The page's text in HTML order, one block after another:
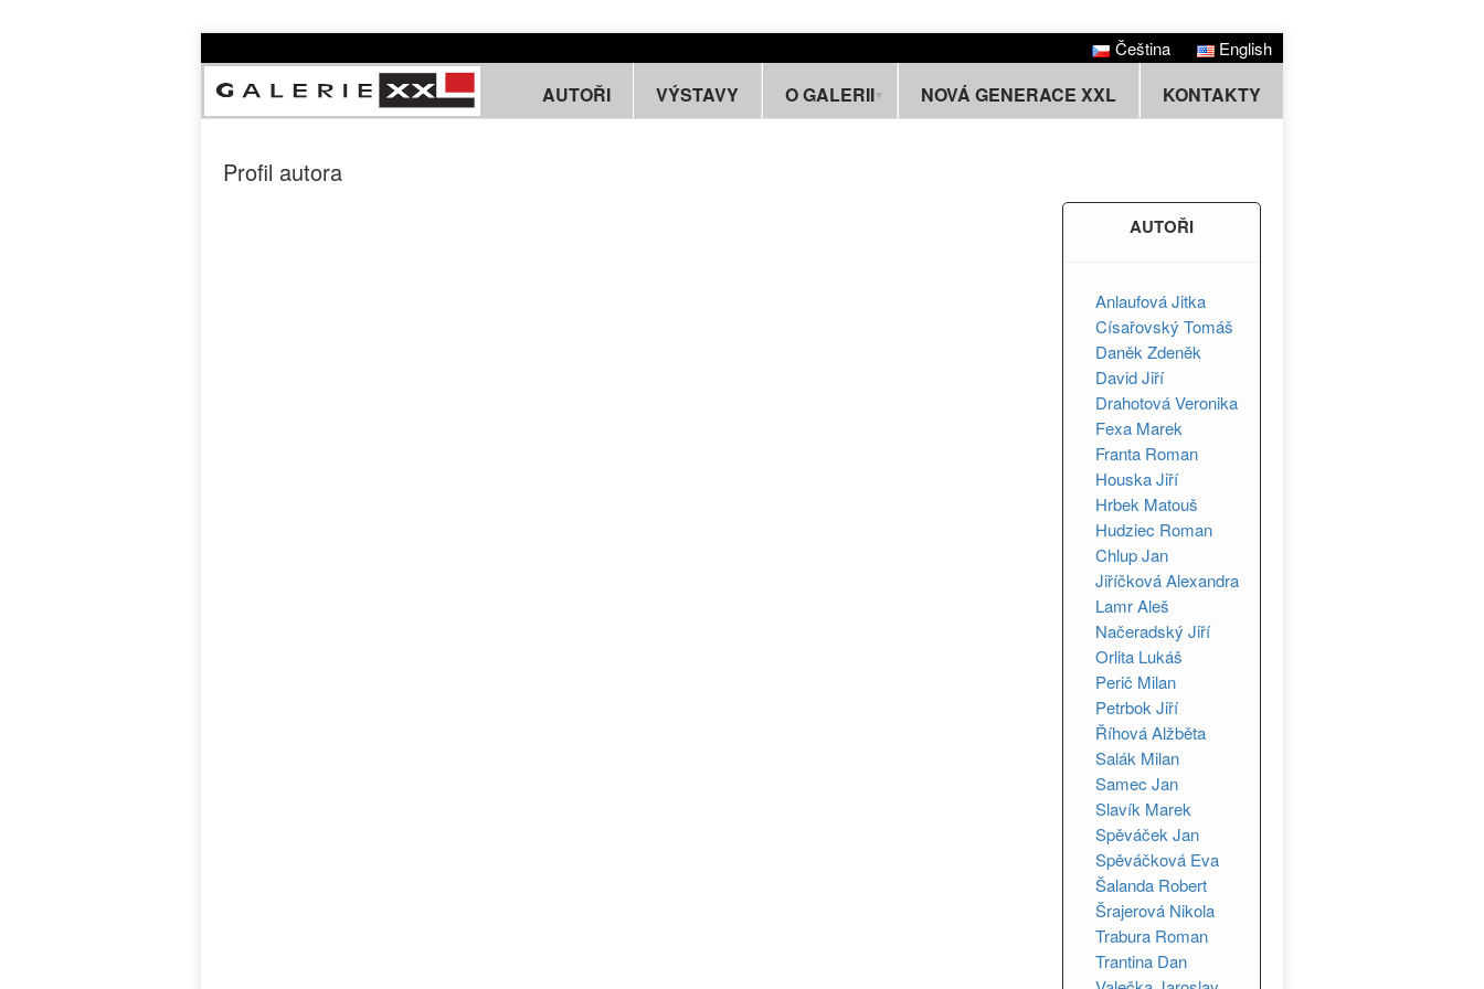
Čeština English
AUTOŘI VÝSTAVY O GALERII NOVÁ GENERACE XXL KONTAKTY
Profil autora
AUTOŘI
Anlaufová Jitka
Císařovský Tomáš
Daněk Zdeněk
David Jiří
Drahotová Veronika
Fexa Marek
Franta Roman
Houska Jiří
Hrbek Matouš
Hudziec Roman
Chlup Jan
Jiříčková Alexandra
Lamr Aleš
Načeradský Jiří
Orlita Lukáš
Perič Milan
Petrbok Jiří
Říhová Alžběta
Salák Milan
Samec Jan
Slavík Marek
Spěváček Jan
Spěváčková Eva
Šalanda Robert
Šrajerová Nikola
Trabura Roman
Trantina Dan